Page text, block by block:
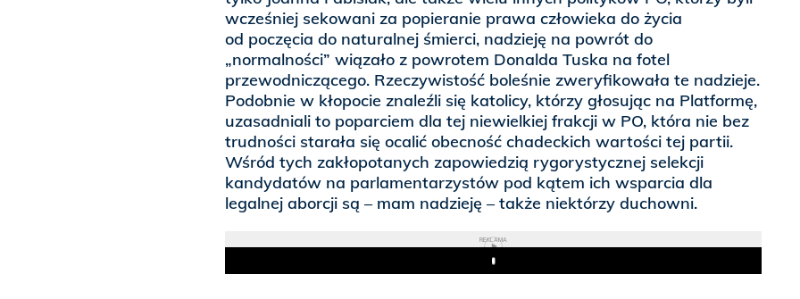
wcześniej sekowani za popieranie prawa człowieka do życia
od poczęcia do naturalnej śmierci, nadzieję na powrót do
„normalności” wiązało z powrotem Donalda Tuska na fotel
przewodniczącego. Rzeczywistość boleśnie zweryfikowała te nadzieje.
Podobnie w kłopocie znaleźli się katolicy, którzy głosując na Platformę,
uzasadniali to poparciem dla tej niewielkiej frakcji w PO, która nie bez
trudności starała się ocalić obecność chadeckich wartości tej partii.
Wśród tych zakłopotanych zapowiedzią rygorystycznej selekcji
kandydatów na parlamentarzystów pod kątem ich wsparcia dla
legalnej aborcji są – mam nadzieję – także niektórzy duchowni.
REKLAMA
Play